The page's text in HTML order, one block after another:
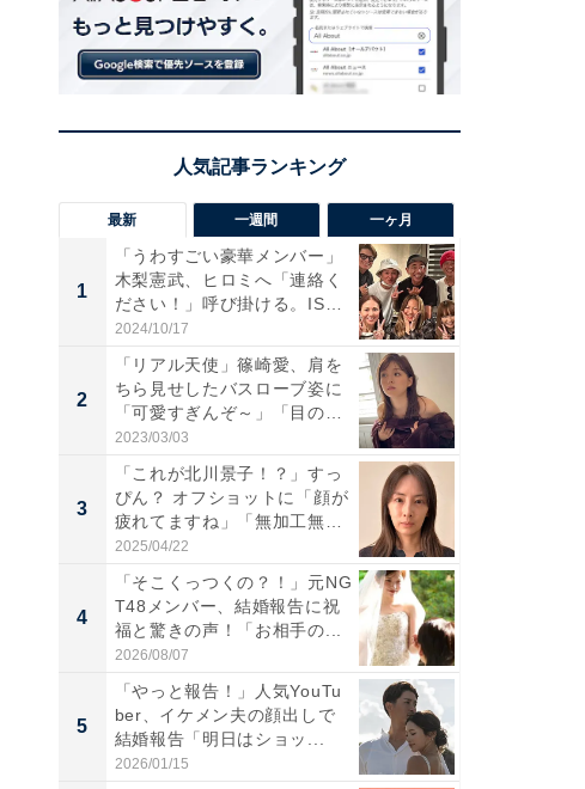
最新 一週間 一ヶ月
1
「うわすごい豪華メンバー」
木梨憲武、ヒロミへ「連絡く
ださい！」呼び掛ける。IS
S...
2024/10/17
2
「リアル天使」篠崎愛、肩を
ちら見せしたバスローブ姿に
「可愛すぎんぞ～」「目の表
情...
2023/03/03
3
「これが北川景子！？」すっ
ぴん？ オフショットに「顔が
疲れてますね」「無加工無
表...
2025/04/22
4
「そこくっつくの？！」元NG
T48メンバー、結婚報告に祝
福と驚きの声！「お相手の...
2026/08/07
5
「やっと報告！」人気YouTu
ber、イケメン夫の顔出しで
結婚報告「明日はショッ...
2026/01/15